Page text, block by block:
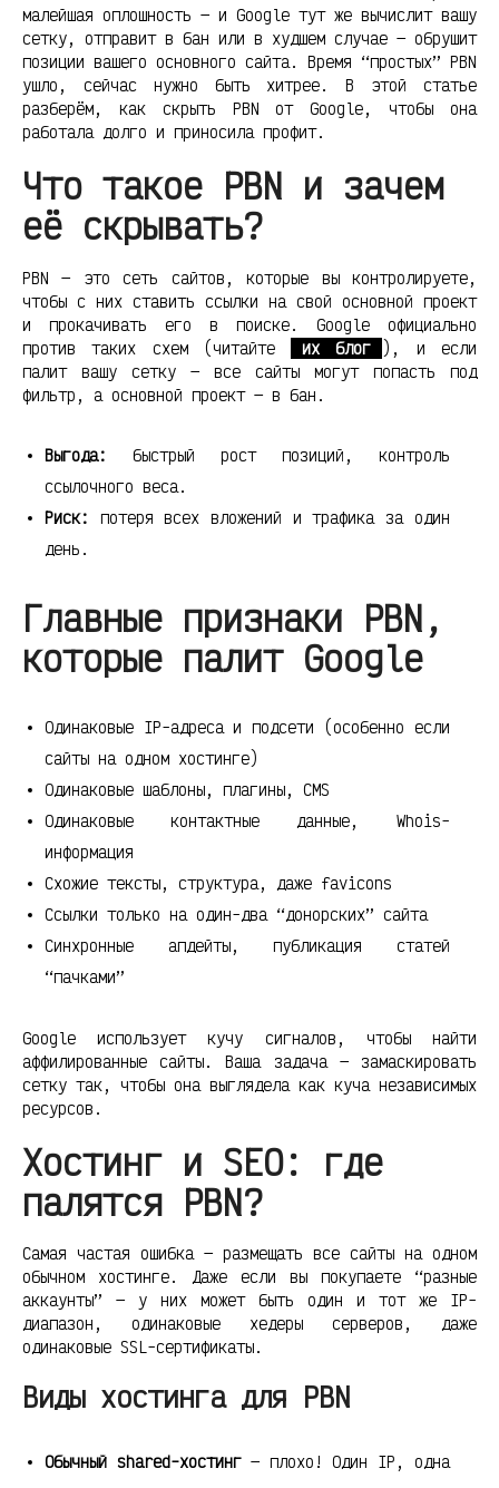
малейшая оплошность — и Google тут же вычислит вашу
сетку, отправит в бан или в худшем случае — обрушит
позиции вашего основного сайта. Время “простых” PBN
ушло, сейчас нужно быть хитрее. В этой статье
разберём, как скрыть PBN от Google, чтобы она
работала долго и приносила профит.
Что такое PBN и зачем
её скрывать?
PBN — это сеть сайтов, которые вы контролируете,
чтобы с них ставить ссылки на свой основной проект
и прокачивать его в поиске. Google официально
против таких схем (читайте
их блог
), и если
палит вашу сетку — все сайты могут попасть под
фильтр, а основной проект — в бан.
Выгода:
быстрый рост позиций, контроль
ссылочного веса.
Риск:
потеря всех вложений и трафика за один
день.
Главные признаки PBN,
которые палит Google
Одинаковые IP-адреса и подсети (особенно если
сайты на одном хостинге)
Одинаковые шаблоны, плагины, CMS
Одинаковые контактные данные, Whois-
информация
Схожие тексты, структура, даже favicons
Ссылки только на один-два “донорских” сайта
Синхронные апдейты, публикация статей
“пачками”
Google использует кучу сигналов, чтобы найти
аффилированные сайты. Ваша задача — замаскировать
сетку так, чтобы она выглядела как куча независимых
ресурсов.
Хостинг и SEO: где
палятся PBN?
Самая частая ошибка — размещать все сайты на одном
обычном хостинге. Даже если вы покупаете “разные
аккаунты” — у них может быть один и тот же IP-
диапазон, одинаковые хедеры серверов, даже
одинаковые SSL-сертификаты.
Виды хостинга для PBN
Обычный shared-хостинг— плохо! Один IP, одна